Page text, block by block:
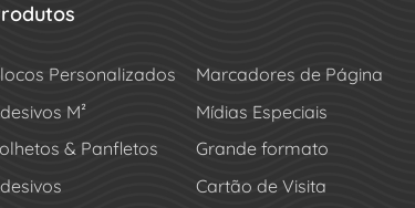
Personalizados
Marcadores de Página
M²
Mídias Especiais
& Panfletos
Grande formato
Cartão de Visita